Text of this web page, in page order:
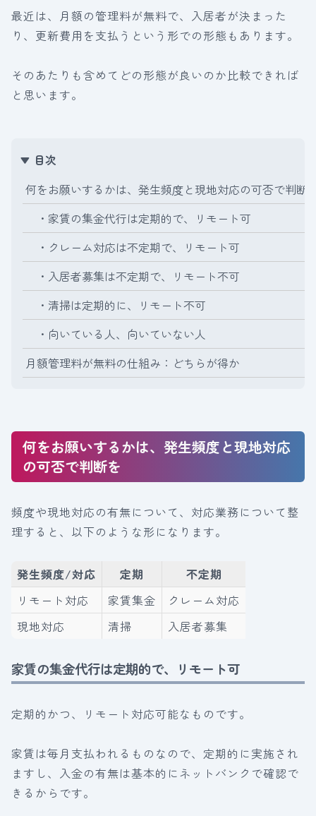
最近は、月額の管理料が無料で、入居者が決まった
り、更新費用を支払うという形での形態もあります。
そのあたりも含めてどの形態が良いのか比較できれば
と思います。
目次
何をお願いするかは、発生頻度と現地対応の可否で判断
・家賃の集金代行は定期的で、リモート可
・クレーム対応は不定期で、リモート可
・入居者募集は不定期で、リモート不可
・清掃は定期的に、リモート不可
・向いている人、向いていない人
月額管理料が無料の仕組み：どちらが得か
何をお願いするかは、発生頻度と現地対応
の可否で判断を
頻度や現地対応の有無について、対応業務について整
理すると、以下のような形になります。
発生頻度/対応 定期
不定期
リモート対応
家賃集金
クレーム対応
現地対応
清掃 入居者募集
家賃の集金代行は定期的で、リモート可
定期的かつ、リモート対応可能なものです。
家賃は毎月支払われるものなので、定期的に実施され
ますし、入金の有無は基本的にネットバンクで確認で
きるからです。